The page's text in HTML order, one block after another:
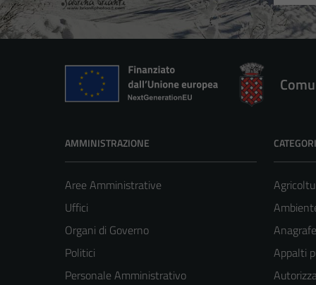
AMMINISTRAZIONE
Aree Amministrative
Uffici
Organi di Governo
Politici
Personale Amministrativo
Appalti